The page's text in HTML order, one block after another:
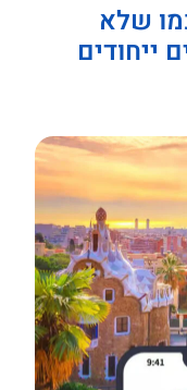
שלא
ייחודים